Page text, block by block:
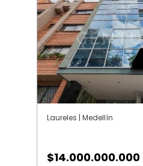
Laureles | Medellín
$14.000.000.000